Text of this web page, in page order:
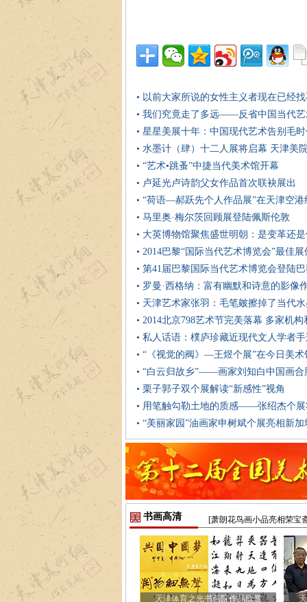
• 以前大家所说的女性主义者现在已经
• 我们究竟走了多远——反省中国当代艺
• 星星美展十年：中国现代艺术告别毛
• 水墨计（肆）十二人展将启幕 天津美
• “艺术•跳蚤”中捷当代美术馆开幕
• 卢延光卢诗韵父女作品首次联袂展出
• “荷语—郝跃先个人作品展”在天津空港
• 马里奥·梅尔茨回顾展登陆佩斯伦敦
• 大英博物馆聚焦盛世明朝：是变革还
• 2014巴黎“国际当代艺术博览会”最佳展
• 第41届巴黎国际当代艺术博览会登陆
• 罗曼·西格纳：富有幽默和诗意的影像
• 天津艺术家张羽：毛笔皴擦掉了当代
• 2014北京798艺术节完美落幕 多家机
• 私人话语：樸庐珍藏近现代文人学者
• “《视觉的阀》—王煜个展”在今日美术
• “白云归故乡”——画家刘知白中国画合
• 栗子郭子双个展解读“新感性”视角
• 用笔触勾勒土地的质感——张绍杰个展
• “美丽家园”油画家申树斌个展亮相新加
书画高清 [萧朗花鸟画小品亮相荣宝
天津体育之光书画院作品欣赏